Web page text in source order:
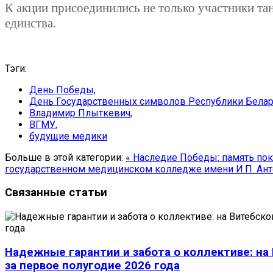
К акции присоединились не только участники
единства.
Тэги:
День Победы,
День Государственных символов Республики
Владимир Плыткевич,
ВГМУ,
будущие медики
Больше в этой категории: « Наследие Победы: память
государственном медицинском колледже имени И.П.
Связанные статьи
Надежные гарантии и забота о коллективе:
за первое полугодие 2026 года